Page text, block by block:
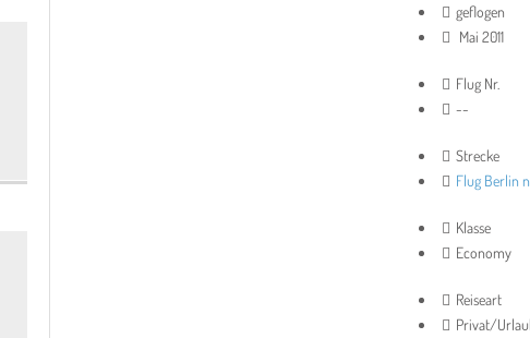
geflogen
Mai 2011
Flug Nr.
--
Strecke
Flug Berlin
Klasse
Economy
Reiseart
Privat/